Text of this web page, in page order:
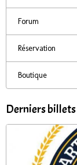
Forum
Réservation
Boutique
Derniers billets